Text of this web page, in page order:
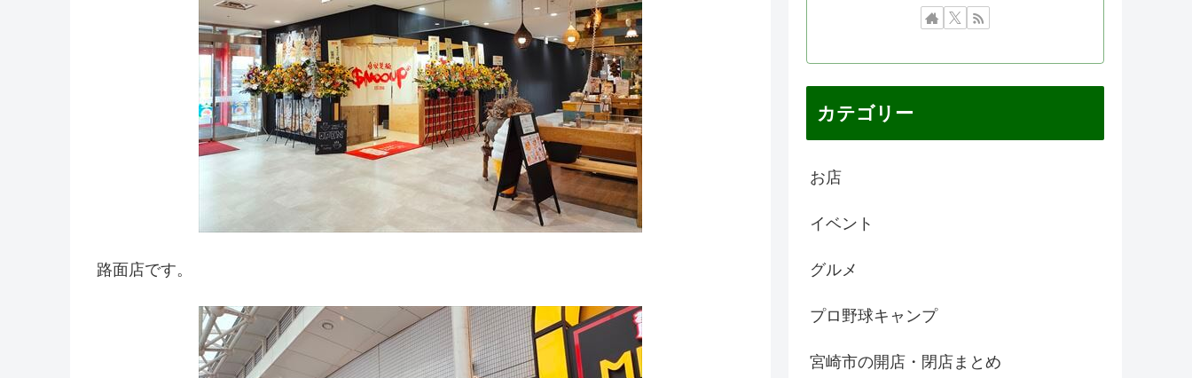
路面店です。
カテゴリー
お店
イベント
グルメ
プロ野球キャンプ
宮崎市の開店・閉店まとめ